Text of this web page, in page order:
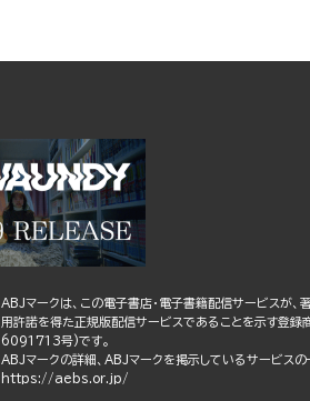
ABJマークは、この電子書店・電子書籍配信サービスが、
用許諾を得た正規版配信サービスであることを示す登
6091713号)です。
ABJマークの詳細、ABJマークを掲示しているサービスの
https://aebs.or.jp/